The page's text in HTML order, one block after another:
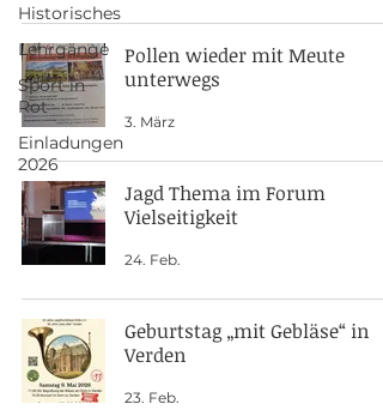
Historisches
Lehrgänge
Sport in
Rot
Einladungen
2026
Pollen wieder mit Meute
unterwegs
3. März
Jagd Thema im Forum
Vielseitigkeit
24. Feb.
Geburtstag „mit Gebläse“ in
Verden
23. Feb.